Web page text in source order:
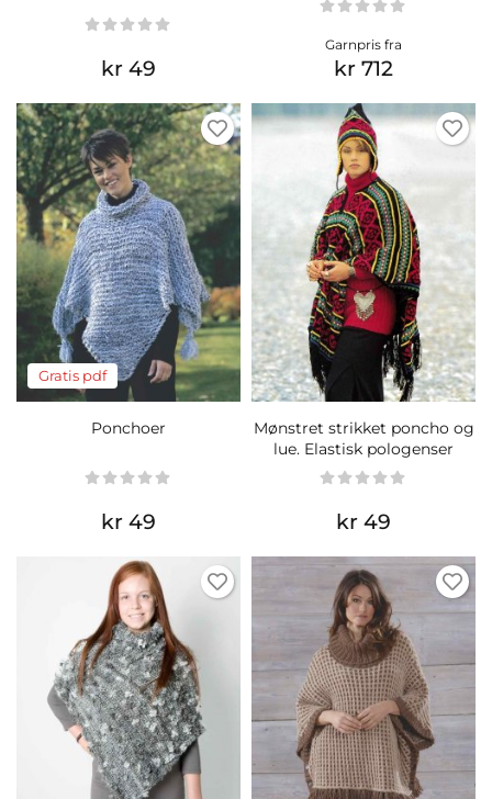
kr 49
Garnpris fra
kr 712
Gratis pdf
Ponchoer
kr 49
Mønstret strikket poncho og
lue. Elastisk pologenser
kr 49